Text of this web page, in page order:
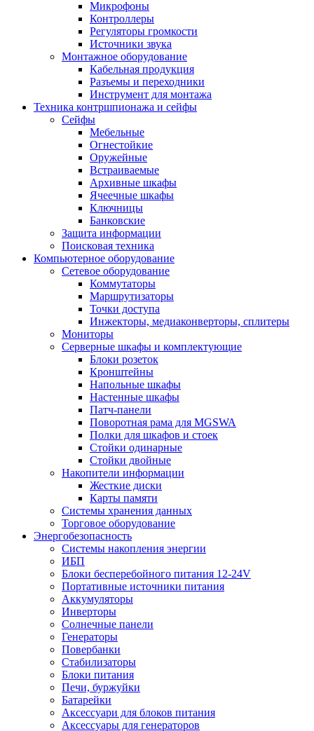
Микрофоны
Контроллеры
Регуляторы громкости
Источники звука
Монтажное оборудование
Кабельная продукция
Разъемы и переходники
Инструмент для монтажа
Техника контршпионажа и сейфы
Сейфы
Мебельные
Огнестойкие
Оружейные
Встраиваемые
Архивные шкафы
Ячеечные шкафы
Ключницы
Банковские
Защита информации
Поисковая техника
Компьютерное оборудование
Сетевое оборудование
Коммутаторы
Маршрутизаторы
Точки доступа
Инжекторы, медиаконверторы, сплитеры
Мониторы
Серверные шкафы и комплектующие
Блоки розеток
Кронштейны
Напольные шкафы
Настенные шкафы
Патч-панели
Поворотная рама для MGSWA
Полки для шкафов и стоек
Стойки одинарные
Стойки двойные
Накопители информации
Жесткие диски
Карты памяти
Системы хранения данных
Торговое оборудование
Энергобезопасность
Системы накопления энергии
ИБП
Блоки бесперебойного питания 12-24V
Портативные источники питания
Аккумуляторы
Инверторы
Солнечные панели
Генераторы
Повербанки
Стабилизаторы
Блоки питания
Печи, буржуйки
Батарейки
Аксессуари для блоков питания
Аксессуары для генераторов